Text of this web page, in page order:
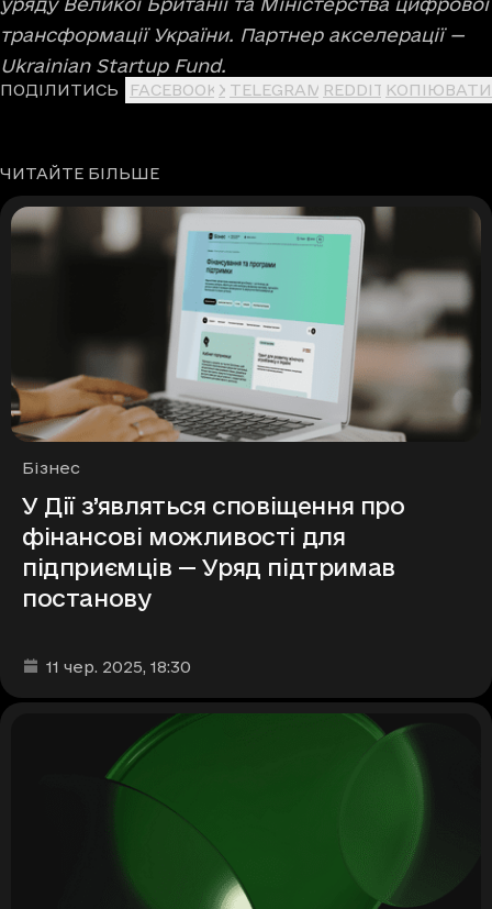
трансформації України. Партнер акселерації —
Ukrainian Startup Fund.
ПОДІЛИТИСЬ FACEBOOK X TELEGRAM REDDIT КОПІЮВАТИ
ЧИТАЙТЕ БІЛЬШЕ
Рубрики
Бізнес
У Дії з’являться сповіщення про
фінансові можливості для
підприємців — Уряд підтримав
постанову
Дата та час публікації
11 чер. 2025, 18:30